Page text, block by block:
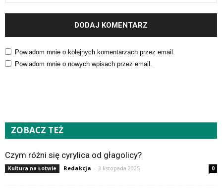
Powiadom mnie o kolejnych komentarzach przez email.
Powiadom mnie o nowych wpisach przez email.
ZOBACZ TEŻ
Czym różni się cyrylica od głagolicy?
Kultura na Łotwie Redakcja - 3 listopada 2025 0